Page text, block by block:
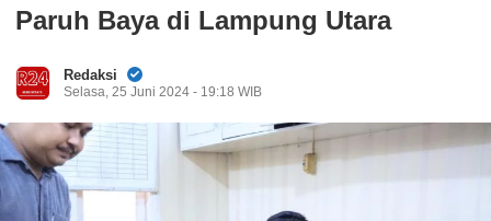
Paruh Baya di Lampung Utara
Redaksi
Selasa, 25 Juni 2024 - 19:18 WIB